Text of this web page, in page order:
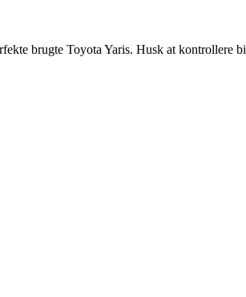
brugte Toyota Yaris. Husk at kontrollere